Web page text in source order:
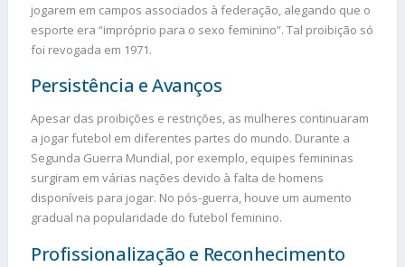
jogarem em campos associados à federação, alegando que o
esporte era “impróprio para o sexo feminino”. Tal proibição só
foi revogada em 1971.
Persistência e Avanços
Apesar das proibições e restrições, as mulheres continuaram
a jogar futebol em diferentes partes do mundo. Durante a
Segunda Guerra Mundial, por exemplo, equipes femininas
surgiram em várias nações devido à falta de homens
disponíveis para jogar. No pós-guerra, houve um aumento
gradual na popularidade do futebol feminino.
Profissionalização e Reconhecimento